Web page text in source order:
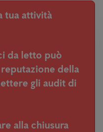
tua attività
da letto può
della
gli audit di
alla chiusura